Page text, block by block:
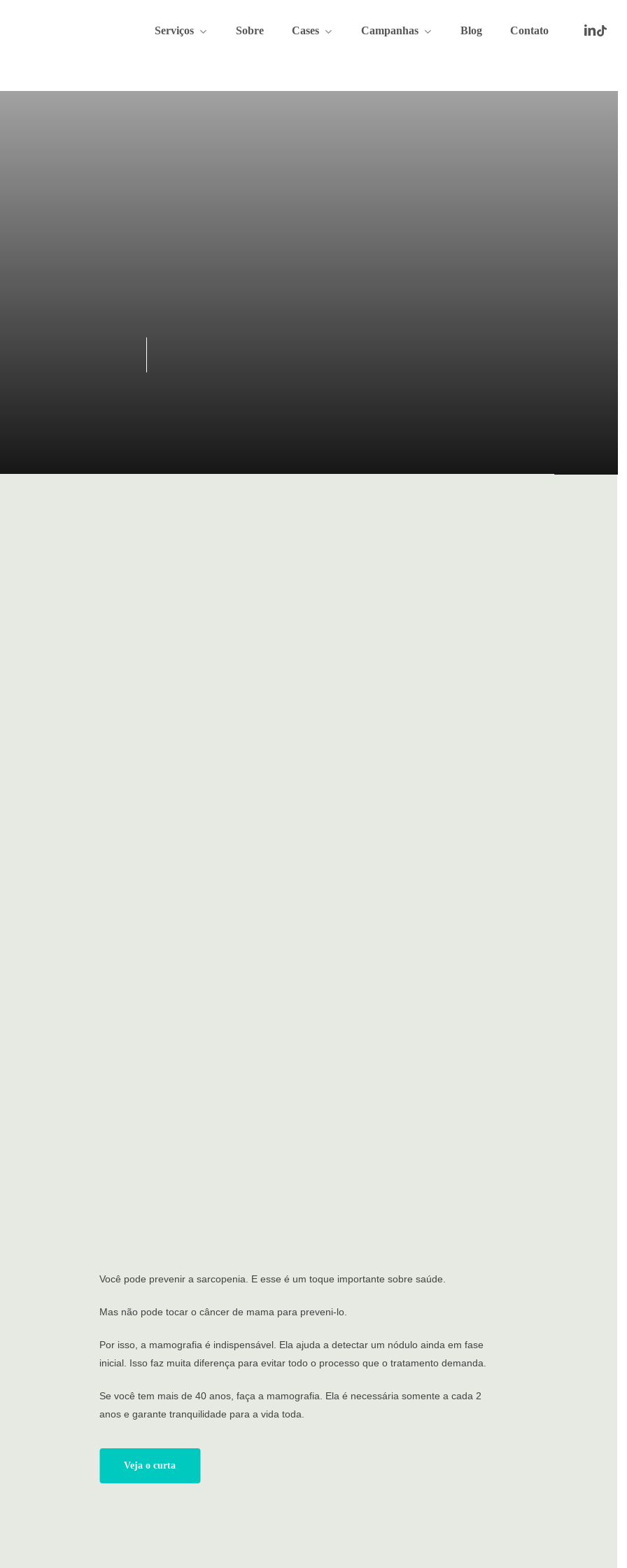
Serviços Sobre Cases Campanhas Blog Contato linkedin
tiktok
Você pode prevenir a sarcopenia. E esse é um toque importante sobre saúde.
Mas não pode tocar o câncer de mama para preveni-lo.
Por isso, a mamografia é indispensável. Ela ajuda a detectar um nódulo ainda em fase
inicial. Isso faz muita diferença para evitar todo o processo que o tratamento demanda.
Se você tem mais de 40 anos, faça a mamografia. Ela é necessária somente a cada 2
anos e garante tranquilidade para a vida toda.
Veja o curta